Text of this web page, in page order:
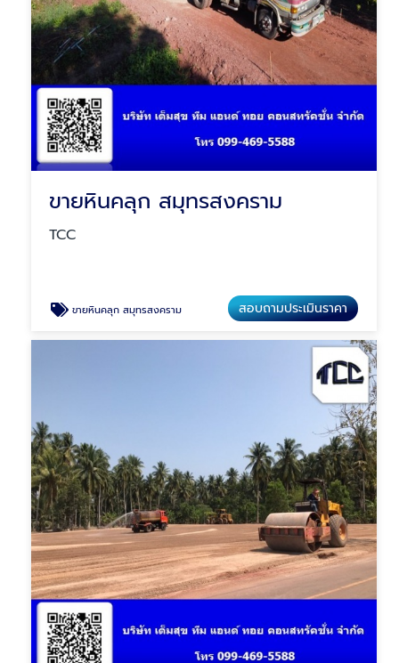
ขายหินคลุก สมุทรสงคราม
TCC
ขายหินคลุก สมุทรสงคราม สอบถามประเมินราคา